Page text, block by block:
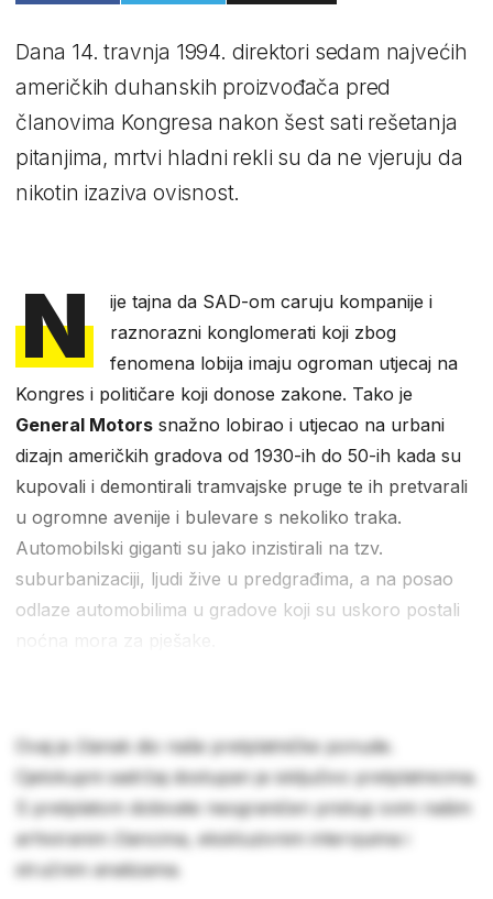
Dana 14. travnja 1994. direktori sedam najvećih
američkih duhanskih proizvođača pred
članovima Kongresa nakon šest sati rešetanja
pitanjima, mrtvi hladni rekli su da ne vjeruju da
nikotin izaziva ovisnost.
N
ije tajna da SAD-om caruju kompanije i
raznorazni konglomerati koji zbog
fenomena lobija imaju ogroman utjecaj na
Kongres i političare koji donose zakone. Tako je
General Motors snažno lobirao i utjecao na urbani
dizajn američkih gradova od 1930-ih do 50-ih kada su
kupovali i demontirali tramvajske pruge te ih pretvarali
u ogromne avenije i bulevare s nekoliko traka.
Automobilski giganti su jako inzistirali na tzv.
suburbanizaciji, ljudi žive u predgrađima, a na posao
odlaze automobilima u gradove koji su uskoro postali
noćna mora za pješake.
Ovaj je članak dio naše pretplatničke ponude.
Cjelokupni sadržaj dostupan je isključivo pretplatnicima.
S pretplatom dobivate neograničen pristup svim našim
arhiviranim člancima, ekskluzivnim intervjuima i
stručnim analizama.